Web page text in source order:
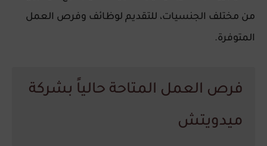
من مختلف الجنسيات، للتقديم لوظائف وفرص العمل
المتوفرة.
فرص العمل المتاحة حالياً بشركة
ميدويتش